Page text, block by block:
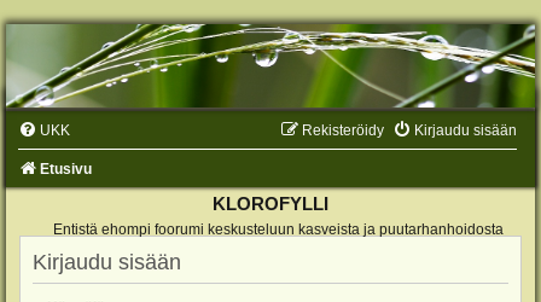
UKK Kirjaudu sisään
Rekisteröidy
Etusivu
KLOROFYLLI
Entistä ehompi foorumi keskusteluun kasveista ja puutarhanhoidosta
Kirjaudu sisään